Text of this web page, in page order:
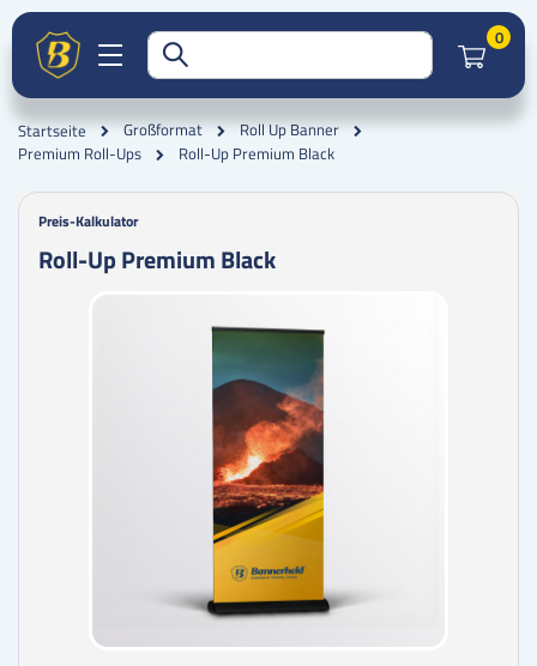
0
Startseite Großformat
Roll Up Banner
Premium Roll-Ups
Roll-Up Premium Black
Preis-Kalkulator
Roll-Up Premium Black